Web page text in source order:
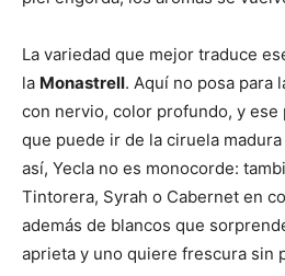
La variedad que mejor traduce
la Monastrell. Aquí no posa para
con nervio, color profundo, y
que puede ir de la ciruela
así, Yecla no es monocorde:
Tintorera, Syrah o Cabernet en
además de blancos que
aprieta y uno quiere frescura sin